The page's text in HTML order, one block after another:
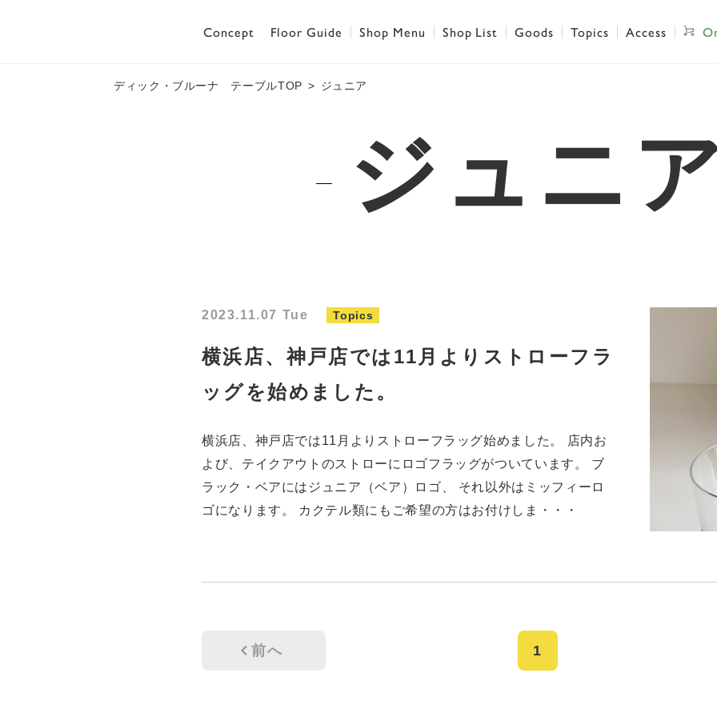
Floor Guide Shop Menu Shop List Goods
Concept Topics Access
ディック・ブルーナ テーブルTOP ジュニア
ジュニ
2023.11.07 Tue Topics
横浜店、神戸店では11月よりストローフラ
ッグを始めました。
横浜店、神戸店では11月よりストローフラッグ始めました。 店内お
よび、テイクアウトのストローにロゴフラッグがついています。 ブ
ラック・ベアにはジュニア（ベア）ロゴ、 それ以外はミッフィーロ
ゴになります。 カクテル類にもご希望の方はお付けしま・・・
前へ 1